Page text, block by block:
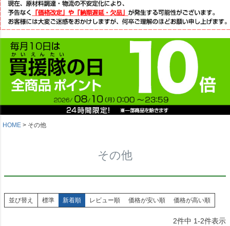
HOME その他
その他
並び替え 標準 新着順 レビュー順 価格が安い順 価格が高い順
2件中 1-2件表示